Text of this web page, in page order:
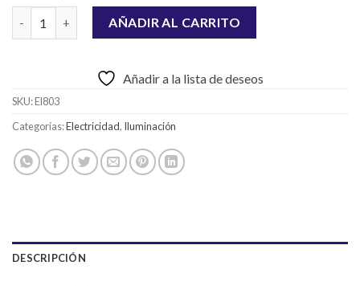
LAMPARA LED 7W FRIA cantidad
AÑADIR AL CARRITO
Añadir a la lista de deseos
SKU:El803
Categorías:Electricidad, Iluminación
DESCRIPCIÓN